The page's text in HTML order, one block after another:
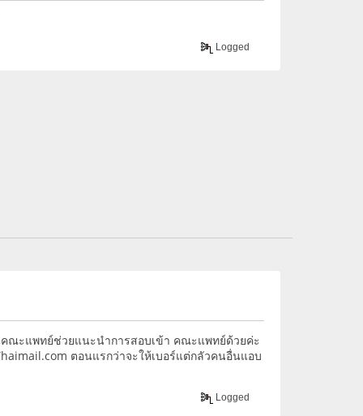
Logged
คณะแพทย์ช่วยแนะนำการสอบเข้า คณะแพทย์ด้วยค่ะ
ตอนแรกว่าจะให้เบอร์แต่กลัวคนอื่นแอบ
Logged